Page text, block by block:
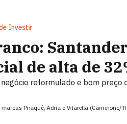
Investir
de alta de
reformulado e bom preço
Piraquê, Adria e Vitarella (Cameronc/